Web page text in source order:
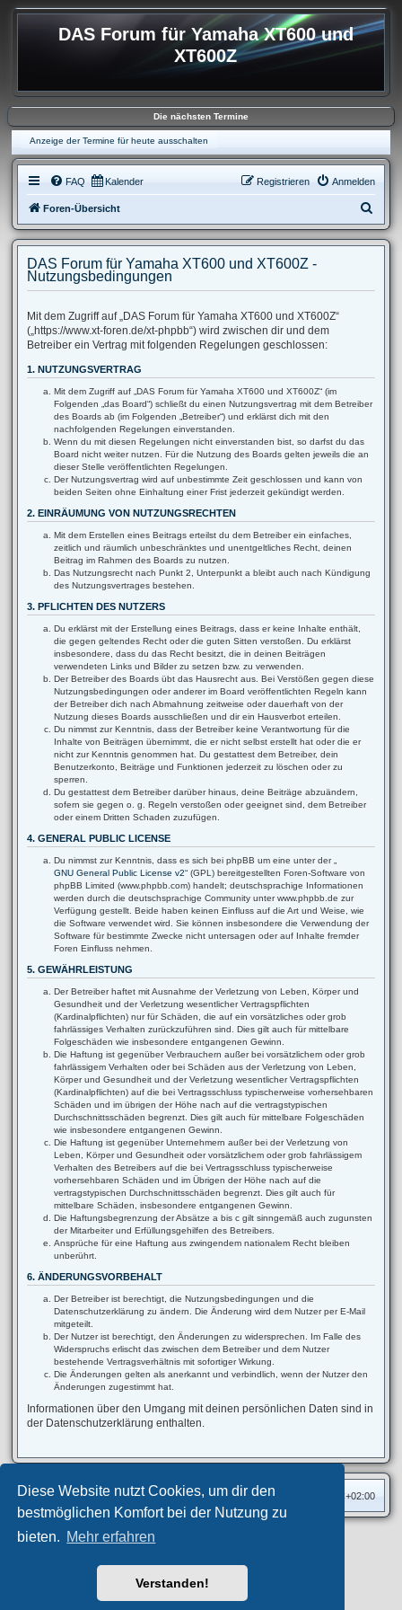
Diese Website nutzt Cookies, um dir den
bestmöglichen Komfort bei der Nutzung zu
bieten. Mehr erfahren
Verstanden!
DAS Forum für Yamaha XT600 und
XT600Z
Die nächsten Termine
Anzeige der Termine für heute ausschalten
FAQ Kalender Anmelden
Registrieren
Foren-Übersicht
u
e
DAS Forum für Yamaha XT600 und XT600Z -
Nutzungsbedingungen
Mit dem Zugriff auf „DAS Forum für Yamaha XT600 und XT600Z“
(„https://www.xt-foren.de/xt-phpbb“) wird zwischen dir und dem
Betreiber ein Vertrag mit folgenden Regelungen geschlossen:
1. NUTZUNGSVERTRAG
Mit dem Zugriff auf „DAS Forum für Yamaha XT600 und XT600Z“ (im
Folgenden „das Board“) schließt du einen Nutzungsvertrag mit dem Betreiber
des Boards ab (im Folgenden „Betreiber“) und erklärst dich mit den
nachfolgenden Regelungen einverstanden.
Wenn du mit diesen Regelungen nicht einverstanden bist, so darfst du das
Board nicht weiter nutzen. Für die Nutzung des Boards gelten jeweils die an
dieser Stelle veröffentlichten Regelungen.
Der Nutzungsvertrag wird auf unbestimmte Zeit geschlossen und kann von
beiden Seiten ohne Einhaltung einer Frist jederzeit gekündigt werden.
2. EINRÄUMUNG VON NUTZUNGSRECHTEN
Mit dem Erstellen eines Beitrags erteilst du dem Betreiber ein einfaches,
zeitlich und räumlich unbeschränktes und unentgeltliches Recht, deinen
Beitrag im Rahmen des Boards zu nutzen.
Das Nutzungsrecht nach Punkt 2, Unterpunkt a bleibt auch nach Kündigung
des Nutzungsvertrages bestehen.
3. PFLICHTEN DES NUTZERS
Du erklärst mit der Erstellung eines Beitrags, dass er keine Inhalte enthält,
die gegen geltendes Recht oder die guten Sitten verstoßen. Du erklärst
insbesondere, dass du das Recht besitzt, die in deinen Beiträgen
verwendeten Links und Bilder zu setzen bzw. zu verwenden.
Der Betreiber des Boards übt das Hausrecht aus. Bei Verstößen gegen diese
Nutzungsbedingungen oder anderer im Board veröffentlichten Regeln kann
der Betreiber dich nach Abmahnung zeitweise oder dauerhaft von der
Nutzung dieses Boards ausschließen und dir ein Hausverbot erteilen.
Du nimmst zur Kenntnis, dass der Betreiber keine Verantwortung für die
Inhalte von Beiträgen übernimmt, die er nicht selbst erstellt hat oder die er
nicht zur Kenntnis genommen hat. Du gestattest dem Betreiber, dein
Benutzerkonto, Beiträge und Funktionen jederzeit zu löschen oder zu
sperren.
Du gestattest dem Betreiber darüber hinaus, deine Beiträge abzuändern,
sofern sie gegen o. g. Regeln verstoßen oder geeignet sind, dem Betreiber
oder einem Dritten Schaden zuzufügen.
4. GENERAL PUBLIC LICENSE
Du nimmst zur Kenntnis, dass es sich bei phpBB um eine unter der „
GNU General Public License v2“ (GPL) bereitgestellten Foren-Software von
phpBB Limited (www.phpbb.com) handelt; deutschsprachige Informationen
werden durch die deutschsprachige Community unter www.phpbb.de zur
Verfügung gestellt. Beide haben keinen Einfluss auf die Art und Weise, wie
die Software verwendet wird. Sie können insbesondere die Verwendung der
Software für bestimmte Zwecke nicht untersagen oder auf Inhalte fremder
Foren Einfluss nehmen.
5. GEWÄHRLEISTUNG
Der Betreiber haftet mit Ausnahme der Verletzung von Leben, Körper und
Gesundheit und der Verletzung wesentlicher Vertragspflichten
(Kardinalpflichten) nur für Schäden, die auf ein vorsätzliches oder grob
fahrlässiges Verhalten zurückzuführen sind. Dies gilt auch für mittelbare
Folgeschäden wie insbesondere entgangenen Gewinn.
Die Haftung ist gegenüber Verbrauchern außer bei vorsätzlichem oder grob
fahrlässigem Verhalten oder bei Schäden aus der Verletzung von Leben,
Körper und Gesundheit und der Verletzung wesentlicher Vertragspflichten
(Kardinalpflichten) auf die bei Vertragsschluss typischerweise vorhersehbaren
Schäden und im übrigen der Höhe nach auf die vertragstypischen
Durchschnittsschäden begrenzt. Dies gilt auch für mittelbare Folgeschäden
wie insbesondere entgangenen Gewinn.
Die Haftung ist gegenüber Unternehmern außer bei der Verletzung von
Leben, Körper und Gesundheit oder vorsätzlichem oder grob fahrlässigem
Verhalten des Betreibers auf die bei Vertragsschluss typischerweise
vorhersehbaren Schäden und im Übrigen der Höhe nach auf die
vertragstypischen Durchschnittsschäden begrenzt. Dies gilt auch für
mittelbare Schäden, insbesondere entgangenen Gewinn.
Die Haftungsbegrenzung der Absätze a bis c gilt sinngemäß auch zugunsten
der Mitarbeiter und Erfüllungsgehilfen des Betreibers.
Ansprüche für eine Haftung aus zwingendem nationalem Recht bleiben
unberührt.
6. ÄNDERUNGSVORBEHALT
Der Betreiber ist berechtigt, die Nutzungsbedingungen und die
Datenschutzerklärung zu ändern. Die Änderung wird dem Nutzer per E-Mail
mitgeteilt.
Der Nutzer ist berechtigt, den Änderungen zu widersprechen. Im Falle des
Widerspruchs erlischt das zwischen dem Betreiber und dem Nutzer
bestehende Vertragsverhältnis mit sofortiger Wirkung.
Die Änderungen gelten als anerkannt und verbindlich, wenn der Nutzer den
Änderungen zugestimmt hat.
Informationen über den Umgang mit deinen persönlichen Daten sind in
der Datenschutzerklärung enthalten.
Foren-Übersicht Alle Zeiten sind UTC+02:00
Privates Forum ©